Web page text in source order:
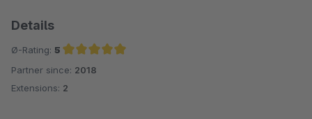
Details
Ø-Rating: 5
Average rating of 5 out of 5 stars
Partner since: 2018
Extensions: 2